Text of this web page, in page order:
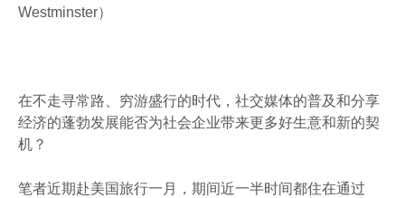
Westminster）
在不走寻常路、穷游盛行的时代，社交媒体的普及和分享
经济的蓬勃发展能否为社会企业带来更多好生意和新的契
机？
笔者近期赴美国旅行一月，期间近一半时间都住在通过